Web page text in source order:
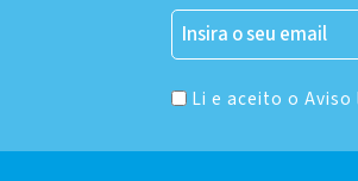
Li e aceito o